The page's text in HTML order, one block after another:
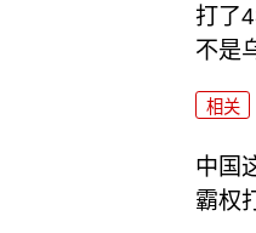
打了
不是
相关
中国
霸权